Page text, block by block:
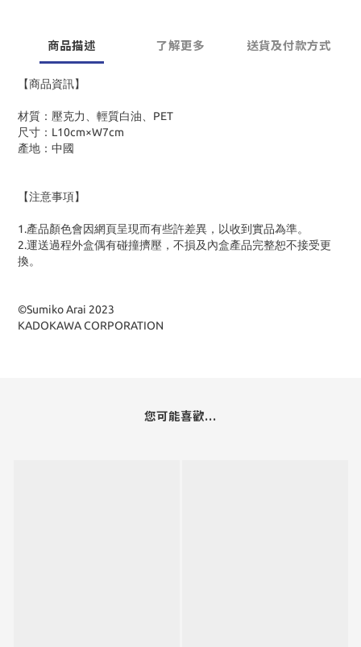
商品描述 了解更多 送貨及付款方式
【商品資訊】
材質：壓克力、輕質白油、PET
尺寸：L10cm×W7cm
產地：中國
【注意事項】
1.產品顏色會因網頁呈現而有些許差異，以收到實品為準。
2.運送過程外盒偶有碰撞擠壓，不損及內盒產品完整恕不接受更
換。
©Sumiko Arai 2023
KADOKAWA CORPORATION
您可能喜歡...